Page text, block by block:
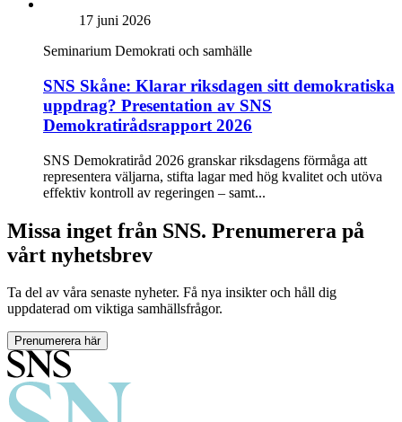
17 juni 2026
Seminarium Demokrati och samhälle
SNS Skåne: Klarar riksdagen sitt demokratiska
uppdrag? Presentation av SNS
Demokratirådsrapport 2026
SNS Demokratiråd 2026 granskar riksdagens förmåga att
representera väljarna, stifta lagar med hög kvalitet och utöva
effektiv kontroll av regeringen – samt...
Missa inget från SNS. Prenumerera på
vårt nyhetsbrev
Ta del av våra senaste nyheter. Få nya insikter och håll dig
uppdaterad om viktiga samhällsfrågor.
Prenumerera här